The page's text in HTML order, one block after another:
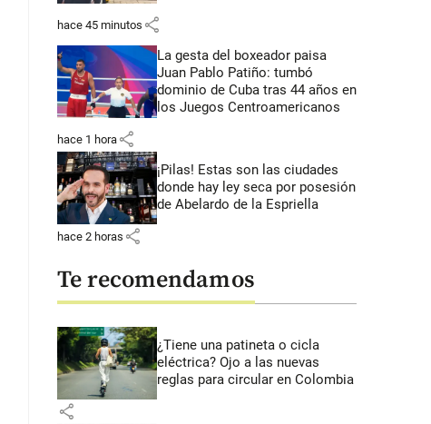
hace 45 minutos share
La gesta del boxeador paisa
Juan Pablo Patiño: tumbó
dominio de Cuba tras 44 años en
los Juegos Centroamericanos
hace 1 hora share
¡Pilas! Estas son las ciudades
donde hay ley seca por posesión
de Abelardo de la Espriella
hace 2 horas share
Te recomendamos
¿Tiene una patineta o cicla
eléctrica? Ojo a las nuevas
reglas para circular en Colombia
share